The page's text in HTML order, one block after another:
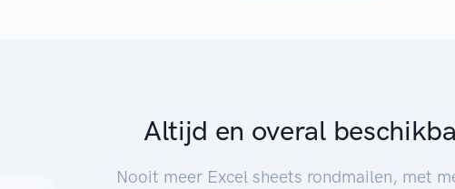
Altijd en overal
Nooit meer Excel sheets rondmailen, met